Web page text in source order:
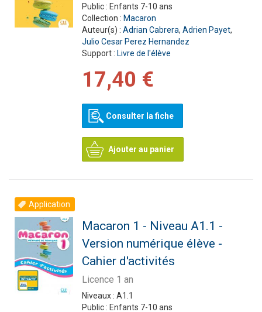
Public : Enfants 7-10 ans
Collection : Macaron
Auteur(s) : Adrian Cabrera, Adrien Payet,
Julio Cesar Perez Hernandez
Support : Livre de l'élève
17,40 €
Consulter la fiche
Ajouter au panier
Application
Macaron 1 - Niveau A1.1 -
Version numérique élève -
Cahier d'activités
Licence 1 an
Niveaux : A1.1
Public : Enfants 7-10 ans